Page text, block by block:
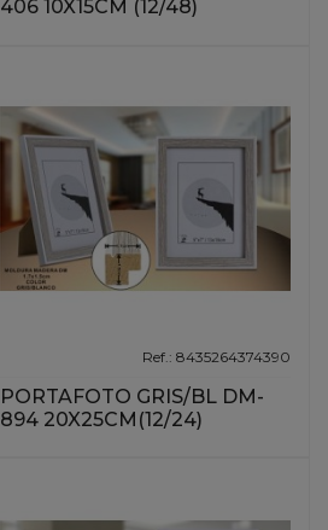
406 10X15CM (12/48)
Ref.: 8435264374390
PORTAFOTO GRIS/BL DM-
894 20X25CM(12/24)